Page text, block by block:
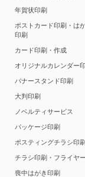
年賀状印刷
ポストカード印刷・は
印刷
カード印刷・作成
オリジナルカレンダー
バナースタンド印刷
大判印刷
ノベルティサービス
パッケージ印刷
ポスティングチラシ印
チラシ印刷・フライヤ
喪中はがき印刷